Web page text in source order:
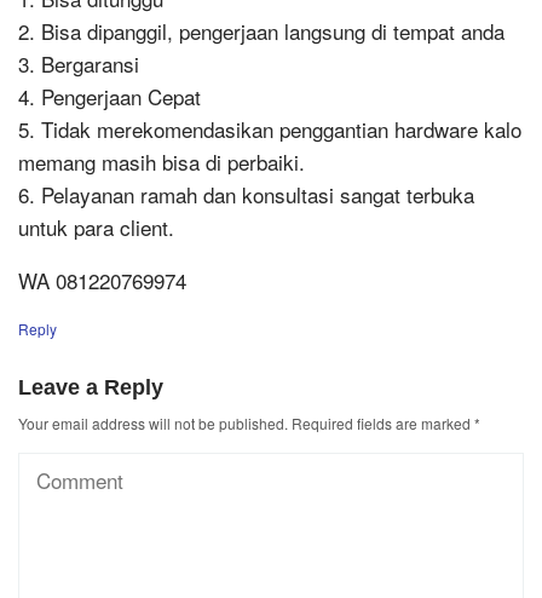
2. Bisa dipanggil, pengerjaan langsung di tempat anda
3. Bergaransi
4. Pengerjaan Cepat
5. Tidak merekomendasikan penggantian hardware kalo
memang masih bisa di perbaiki.
6. Pelayanan ramah dan konsultasi sangat terbuka
untuk para client.
WA 081220769974
Reply
Leave a Reply
Your email address will not be published. Required fields are marked *